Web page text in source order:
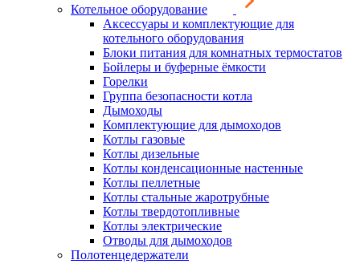
Котельное оборудование
Аксессуары и комплектующие для
котельного оборудования
Блоки питания для комнатных термостатов
Бойлеры и буферные ёмкости
Горелки
Группа безопасности котла
Дымоходы
Комплектующие для дымоходов
Котлы газовые
Котлы дизельные
Котлы конденсационные настенные
Котлы пеллетные
Котлы стальные жаротрубные
Котлы твердотопливные
Котлы электрические
Отводы для дымоходов
Полотенцедержатели